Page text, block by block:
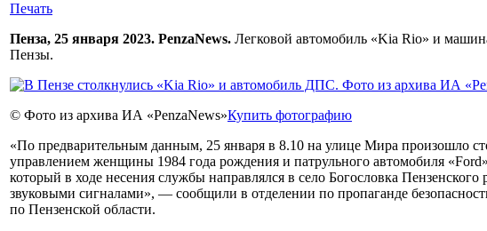
Печать
Пенза, 25 января 2023. PenzaNews. Легковой автомобиль «Kia Rio» и
Пензы.
© Фото из архива ИА «PenzaNews»Купить фотографию
«По предварительным данным, 25 января в 8.10 на улице Мира произошло
управлением женщины 1984 года рождения и патрульного автомобиля
который в ходе несения службы направлялся в село Богословка
звуковыми сигналами», — сообщили в отделении по пропаганде
по Пензенской области.